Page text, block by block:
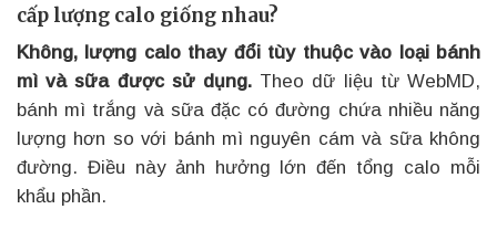
cấp lượng calo giống nhau?
Không, lượng calo thay đổi tùy thuộc vào loại bánh
mì và sữa được sử dụng. Theo dữ liệu từ WebMD,
bánh mì trắng và sữa đặc có đường chứa nhiều năng
lượng hơn so với bánh mì nguyên cám và sữa không
đường. Điều này ảnh hưởng lớn đến tổng calo mỗi
khẩu phần.